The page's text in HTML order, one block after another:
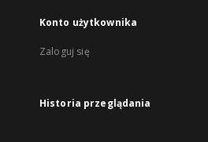
Konto użytkownika
Zaloguj się
Historia przeglądania